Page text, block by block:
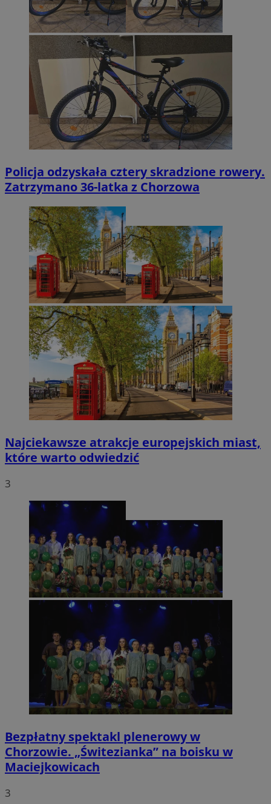
Policja odzyskała cztery skradzione rowery.
Zatrzymano 36-latka z Chorzowa
Najciekawsze atrakcje europejskich miast,
które warto odwiedzić
3
Bezpłatny spektakl plenerowy w
Chorzowie. „Świtezianka” na boisku w
Maciejkowicach
3